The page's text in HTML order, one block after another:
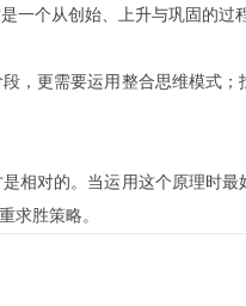
一个从创始、上升与巩固的过
，更需要运用整合思维模式；
相对的。当运用这个原理时最
求胜策略。